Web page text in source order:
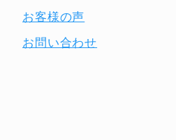
お客様の声
お問い合わせ